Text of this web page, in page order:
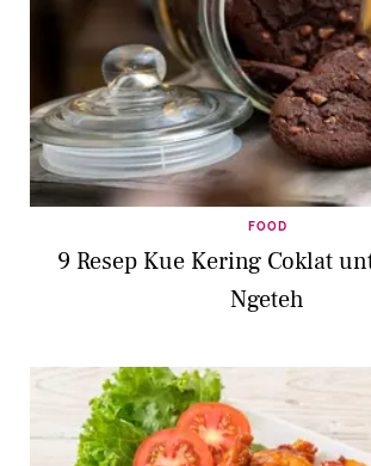
FOOD
9 Resep Kue Kering Coklat
Ngeteh